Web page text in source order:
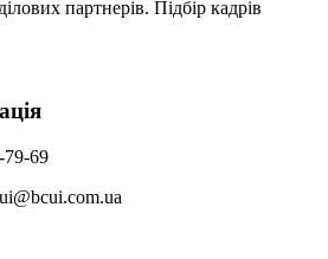
партнерів. Підбір кадрів
79-69